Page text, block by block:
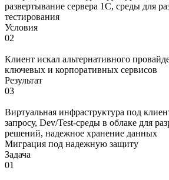
развертывание сервера 1С, среды для
тестирования
Условия
02
Клиент искал альтернативного
ключевых и корпоративных сервисов
Результат
03
Виртуальная инфраструктура под
запросу, Dev/Test-среды в облаке для
решений, надежное хранение данных
Миграция под надежную защиту
Задача
01